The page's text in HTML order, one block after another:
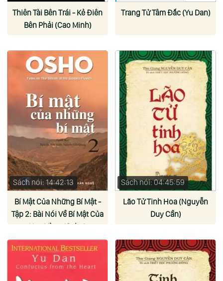
Thiên Tài Bên Trái - Kẻ Điên
Bên Phải (Cao Minh)
Trang Tử Tâm Đắc (Yu Dan)
Sách nói: 14:42:13
Bí Mật Của Những Bí Mật -
Tập 2: Bài Nói Về Bí Mật Của
Hoa Vàng (Osho)
Sách nói: 04:45:59
Lão Tử Tinh Hoa (Nguyễn
Duy Cần)